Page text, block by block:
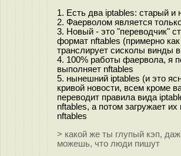
1. Есть два iptables: старый и
2. Фаерволом является
3. Новый - это "переводчик"
формат nftables (примерно
транслирует сисколы винды
4. 100% работы фаервола, я
выполняет nftables
5. нынешний iptables (и это
кривой новости, всем кроме
переводит правила вида
nftables, а потом загружает
nftables
> какой же ты глупый кэп,
можешь, что люди пишут